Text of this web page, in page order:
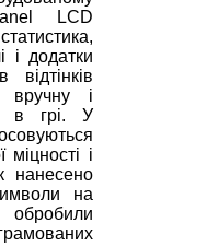
LCD
і додатки
вручну і
в грі. У
і
нанесено
на